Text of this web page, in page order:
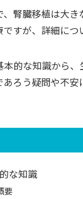
腎臓移植は大
すが、詳細につ
本的な知識から
ろう疑問や不安
な知識
要